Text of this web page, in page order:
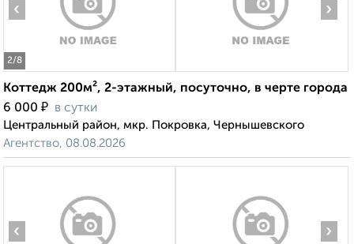
2/8
‹ ›
Коттедж 200м², 2-этажный, посуточно, в черте города
6 000 ₽ в сутки
Центральный район, мкр. Покровка, Чернышевского
Агентство, 08.08.2026
‹ ›